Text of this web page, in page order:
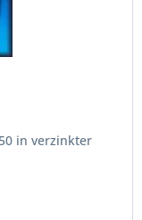
in verzinkter